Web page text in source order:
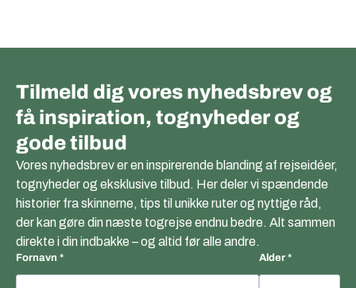
Tilmeld dig vores nyhedsbrev og
få inspiration, tognyheder og
gode tilbud
Vores nyhedsbrev er en inspirerende blanding af rejseidéer,
tognyheder og eksklusive tilbud. Her deler vi spændende
historier fra skinnerne, tips til unikke ruter og nyttige råd,
der kan gøre din næste togrejse endnu bedre. Alt sammen
direkte i din indbakke – og altid før alle andre.
Fornavn Alder